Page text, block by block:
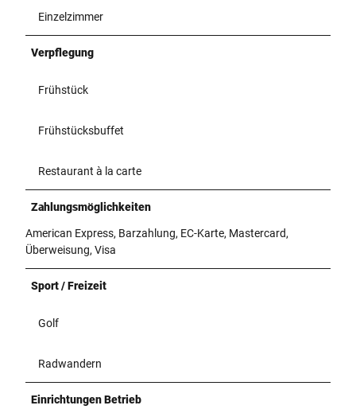
Einzelzimmer
Verpflegung
Frühstück
Frühstücksbuffet
Restaurant à la carte
Zahlungsmöglichkeiten
American Express, Barzahlung, EC-Karte, Mastercard,
Überweisung, Visa
Sport / Freizeit
Golf
Radwandern
Einrichtungen Betrieb